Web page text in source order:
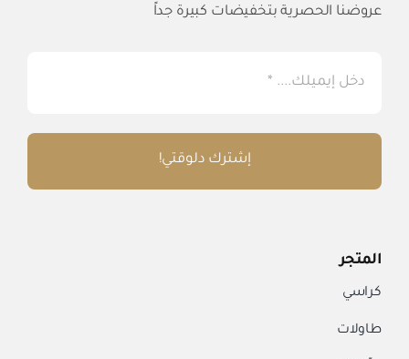
عروضنا الحصرية بتخفيضات كبيرة جداً
إشترك دلوقتي!
المتجر
كراسي
طاولات